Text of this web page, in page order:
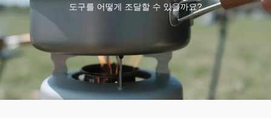
도구를 어떻게 조달할 수 있을까요?